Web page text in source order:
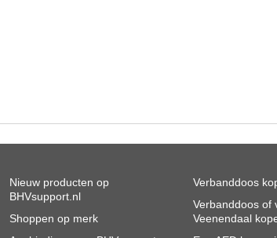
Nieuw producten op
BHVsupport.nl
Shoppen op merk
Verbanddoos
Verbanddoos of
Veenendaal